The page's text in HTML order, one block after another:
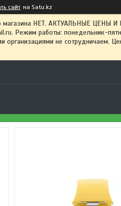
сайт на Satu.kz
НЕТ. АКТУАЛЬНЫЕ ЦЕНЫ И
Режим работы: понедельник-
организациями не сотрудничаем.